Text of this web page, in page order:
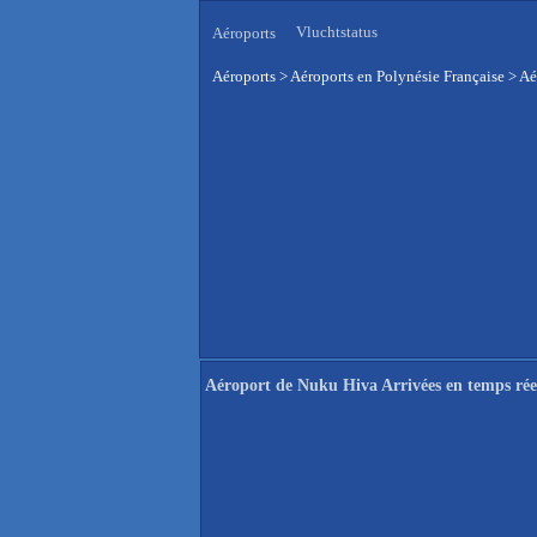
Aéroports Vluchtstatus
Aéroports >Aéroports en Polynésie Française >
Aéroport de Nuku Hiva Arrivées en temps